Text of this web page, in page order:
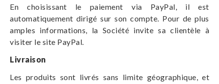
En choisissant le paiement via PayPal, il est
automatiquement dirigé sur son compte. Pour de plus
amples informations, la Société invite sa clientèle à
visiter le site PayPal.
Livraison
Les produits sont livrés sans limite géographique, et